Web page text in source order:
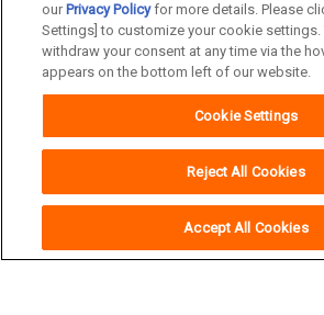
Japan
公式アカウント コミュニティガイドライ
ン
our Privacy Policyfor more details. Please
Settings] to customize your cookie settings.
withdraw your consent at any time via the
appears on the bottom left of our website.
Cookie Settings
Reject All Cookies
Accept All Cookies